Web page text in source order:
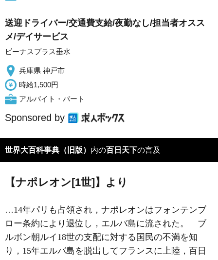
送迎ドライバー/交通費支給/夜勤なし/担当者オスス
メ/デイサービス
ビーナスプラス垂水
兵庫県 神戸市
時給1,500円
アルバイト・パート
Sponsored by
世界大百科事典（旧版） 内の百日天下の言及
【ナポレオン[1世]】より
…14年パリも占領され，ナポレオンはフォンテンブ
ロー条約により退位し，エルバ島に流された。 ブ
ルボン朝ルイ18世の支配に対する国民の不満を知
り，15年エルバ島を脱出してフランスに上陸，百日